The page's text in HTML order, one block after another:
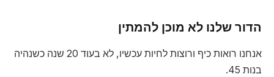
הדור שלנו לא מוכן להמתין
אנחנו רואות כיף ורוצות לחיות עכשיו, לא בעוד 20 שנה כשנהיה
בנות 45.